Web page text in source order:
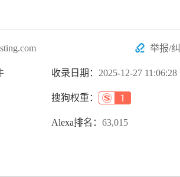
举报/
收录日期： 2025-12-27 11:06:28
搜狗权重：
Alexa排名： 63,015